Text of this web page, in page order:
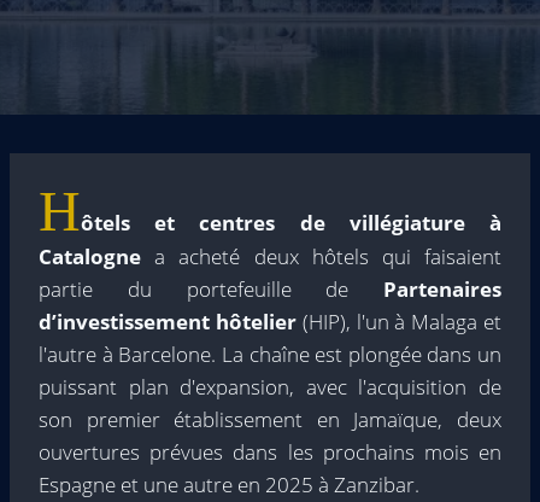
Hôtels et centres de villégiature à
Catalogne a acheté deux hôtels qui faisaient
partie du portefeuille de Partenaires
d’investissement hôtelier(HIP), l'un à Malaga et
l'autre à Barcelone. La chaîne est plongée dans un
puissant plan d'expansion, avec l'acquisition de
son premier établissement en Jamaïque, deux
ouvertures prévues dans les prochains mois en
Espagne et une autre en 2025 à Zanzibar.